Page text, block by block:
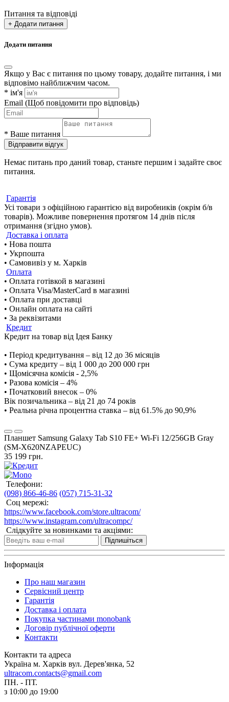
Питання та відповіді
+ Додати питання
Додати питання
Якщо у Вас є питання по цьому товару, додайте питання, і ми
відповімо найближчим часом.
* ім'я
Email (Щоб повідомити про відповідь)
* Ваше питання
Відправити відгук
Немає питань про даний товар, станьте першим і задайте своє
питання.
Гарантія
Усі товари з офіційною гарантією від виробників (окрім б/в
товарів). Можливе повернення протягом 14 днів після
отримання (згідно умов).
Доставка і оплата
• Нова пошта
• Укрпошта
• Самовивіз у м. Харків
Оплата
• Оплата готівкой в магазині
• Оплата Visa/MasterCard в магазині
• Оплата при доставці
• Онлайн оплата на сайті
• За реквізитами
Кредит
Кредит на товар від Ідея Банку
• Період кредитування – від 12 до 36 місяців
• Сума кредиту – від 1 000 до 200 000 грн
• Щомісячна комісія - 2,5%
• Разова комісія – 4%
• Початковий внесок – 0%
Вік позичальника – від 21 до 74 років
• Реальна річна процентна ставка – від 61.5% до 90,9%
Планшет Samsung Galaxy Tab S10 FE+ Wi-Fi 12/256GB Gray
(SM-X620NZAPEUC)
35 199 грн.
Телефони:
(098) 866-46-86 (057) 715-31-32
Соц мережі:
https://www.facebook.com/store.ultracom/
https://www.instagram.com/ultracompc/
Слідкуйте за новинками та акціями:
Підпишіться
Інформація
Про наш магазин
Сервісний центр
Гарантія
Доставка і оплата
Покупка частинами monobank
Договір публічної оферти
Контакти
Контакти та адреса
Україна м. Харків вул. Дерев'янка, 52
ultracom.contacts@gmail.com
ПН. - ПТ.
з 10:00 до 19:00